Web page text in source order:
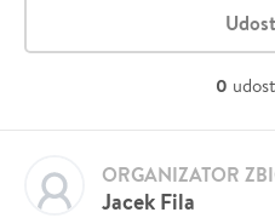
0
Jacek Fila
ORGANIZATOR